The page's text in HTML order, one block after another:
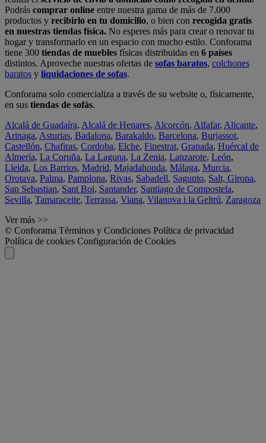
Podrás comprar online entre nuestra gama de más de 7.000
productos y recibirlo en tu domicilio, o bien con recogida gratis
en nuestras tiendas física. No esperes más para crear o renovar tu
hogar y transformarlo en un espacio con mucho estilo. Conforama
tiene 300 tiendas de muebles físicas distribuidas en 6 países
distintos. Aproveche nuestras ofertas de sofas baratos, colchones
baratos y liquidaciones de sofas.
Conforama solo comercializa a través de su website o, físicamente,
en sus tiendas de sofás.
Alcalá de Guadaíra, Alcalá de Henares, Alcorcón, Alfafar, Alicante,
Arinaga, Asturias, Badalona, Barakaldo, Barcelona, Burjassot,
Castellón, Chafiras, Cordoba, Elche, Finestrat, Granada, Huércal de
Almería, La Coruña, La Laguna, La Zenia, Lanzarote, León,
Lleida, Los Barrios, Madrid, Majadahonda, Málaga, Murcia,
Orotava, Palma, Pamplona, Rivas, Sabadell, Sagunto, Salt, Girona,
San Sebastian, Sant Boi, Santander, Santiago de Compostela,
Sevilla, Tamaraceite, Terrassa, Viana, Vilanova i la Geltrú, Zaragoza
Ver más >>
© Conforama Términos y Condiciones Política de privacidad
Política de cookies Configuración de Cookies